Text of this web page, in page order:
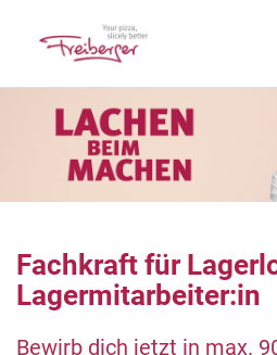
Fachkraft für
Lagermitarbeiter:in
Bewirb dich jetzt in max.